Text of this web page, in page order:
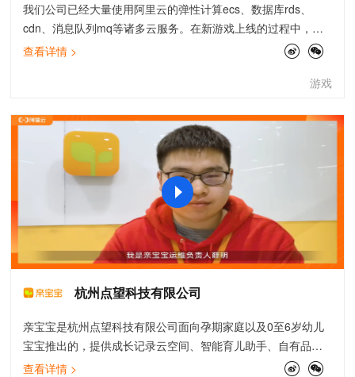
我们公司已经大量使用阿里云的弹性计算ecs、数据库rds、
cdn、消息队列mq等诸多云服务。在新游戏上线的过程中，通
过最佳实践，了解了上云的最佳实现路径，如《游戏业务分区
的方案，帮助我们实现游戏业务加速，提高游戏玩家的体验；
境中实现安全防护。最佳实践都有非常完整的介绍以及操作步
骤，在项目落地的过程中，起到了重要的促进作用。
查看详情 >
游戏
杭州点望科技有限公司
亲宝宝是杭州点望科技有限公司面向孕期家庭以及0至6岁幼儿
宝宝推出的，提供成长记录云空间、智能育儿助手、自有品牌
商品、线上早教在内的一项专业贴心的服务。这项始于家庭亲
查看详情 >